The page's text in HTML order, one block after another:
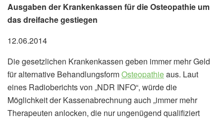
Ausgaben der Krankenkassen für die Osteopathie um
das dreifache gestiegen
12.06.2014
Die gesetzlichen Krankenkassen geben immer mehr Geld
für alternative BehandlungsformOsteopathieaus. Laut
eines Radioberichts von „NDR INFO“, würde die
Möglichkeit der Kassenabrechnung auch „immer mehr
Therapeuten anlocken, die nur ungenügend qualifiziert